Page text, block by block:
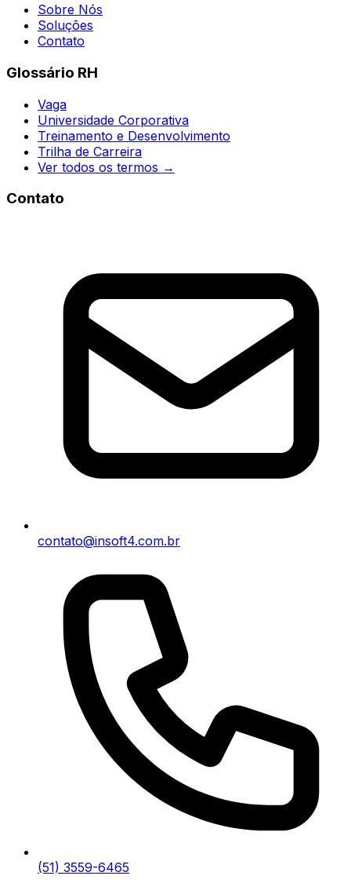
Sobre Nós
Soluções
Contato
Glossário RH
Vaga
Universidade Corporativa
Treinamento e Desenvolvimento
Trilha de Carreira
Ver todos os termos →
Contato
contato@insoft4.com.br
(51) 3559-6465